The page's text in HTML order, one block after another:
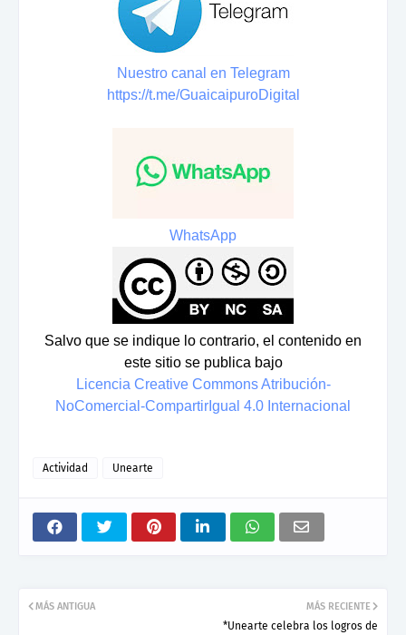
Nuestro canal en Telegram
https://t.me/GuaicaipuroDigital
WhatsApp
Salvo que se indique lo contrario, el contenido en
este sitio se publica bajo
Licencia Creative Commons Atribución-
NoComercial-CompartirIgual 4.0 Internacional
Actividad Unearte
MÁS RECIENTE
*Unearte celebra los logros de
MÁS ANTIGUA